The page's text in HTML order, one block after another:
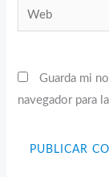
Web
Guarda mi
navegador para